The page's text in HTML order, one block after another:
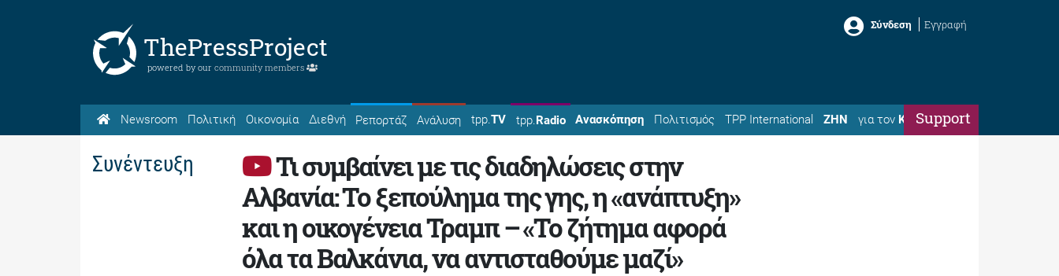
ThePressProject
powered by our community members
Σύνδεση Εγγραφή
Newsroom Πολιτική Οικονομία Διεθνή Ρεπορτάζ Ανάλυση tpp.TV tpp.Radio Ανασκόπηση Πολιτισμός TPP International ΖΗΝ για τον ΚώσταSupport
Συνέντευξη
Τι συμβαίνει με τις διαδηλώσεις στην
Αλβανία: Το ξεπούλημα της γης, η «ανάπτυξη»
και η οικογένεια Τραμπ – «Το ζήτημα αφορά
όλα τα Βαλκάνια, να αντισταθούμε μαζί»